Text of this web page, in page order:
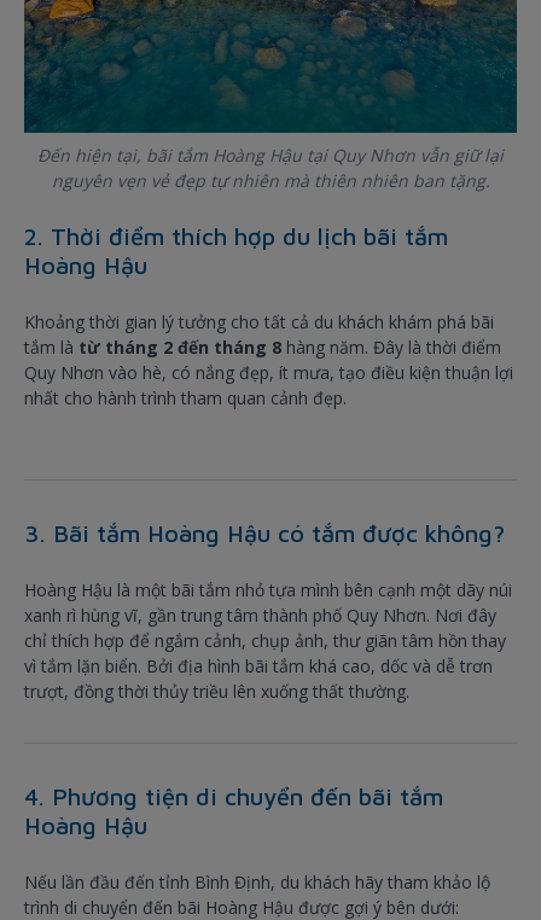
Đến hiện tại, bãi tắm Hoàng Hậu tại Quy Nhơn vẫn giữ lại
nguyên vẹn vẻ đẹp tự nhiên mà thiên nhiên ban tặng.
2. Thời điểm thích hợp du lịch bãi tắm
Hoàng Hậu
Khoảng thời gian lý tưởng cho tất cả du khách khám phá bãi
tắm là từ tháng 2 đến tháng 8 hàng năm. Đây là thời điểm
Quy Nhơn vào hè, có nắng đẹp, ít mưa, tạo điều kiện thuận lợi
nhất cho hành trình tham quan cảnh đẹp.
3. Bãi tắm Hoàng Hậu có tắm được không?
Hoàng Hậu là một bãi tắm nhỏ tựa mình bên cạnh một dãy núi
xanh rì hùng vĩ, gần trung tâm thành phố Quy Nhơn. Nơi đây
chỉ thích hợp để ngắm cảnh, chụp ảnh, thư giãn tâm hồn thay
vì tắm lặn biển. Bởi địa hình bãi tắm khá cao, dốc và dễ trơn
trượt, đồng thời thủy triều lên xuống thất thường.
4. Phương tiện di chuyển đến bãi tắm
Hoàng Hậu
Nếu lần đầu đến tỉnh Bình Định, du khách hãy tham khảo lộ
trình di chuyển đến bãi Hoàng Hậu được gợi ý bên dưới: